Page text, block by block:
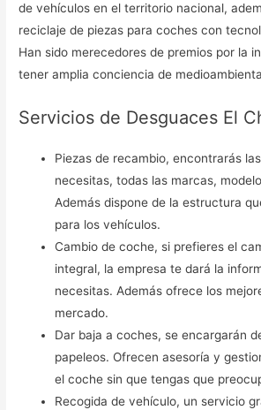
de vehículos en el territorio nacional,
reciclaje de piezas para coches con
Han sido merecedores de premios por la
tener amplia conciencia de
Servicios de Desguaces El
Piezas de recambio, encontrarás
necesitas, todas las marcas,
Además dispone de la estructura
para los vehículos.
Cambio de coche, si prefieres el
integral, la empresa te dará la
necesitas. Además ofrece los
mercado.
Dar baja a coches, se encargarán
papeleos. Ofrecen asesoría y
el coche sin que tengas que
Recogida de vehículo, un servicio